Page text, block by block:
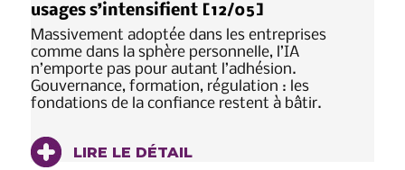
usages s’intensifient [12/05]
Massivement adoptée dans les entreprises
comme dans la sphère personnelle, l’IA
n’emporte pas pour autant l’adhésion.
Gouvernance, formation, régulation : les
fondations de la confiance restent à bâtir.
LIRE LE DÉTAIL